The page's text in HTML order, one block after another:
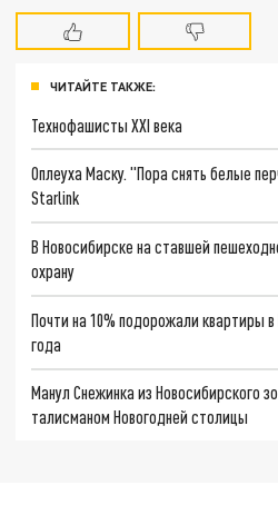
ЧИТАЙТЕ ТАКЖЕ:
Технофашисты XXI века
Оплеуха Маску. "Пора снять белые
Starlink
В Новосибирске на ставшей
охрану
Почти на 10% подорожали квартиры
года
Манул Снежинка из Новосибирского
талисманом Новогодней столицы